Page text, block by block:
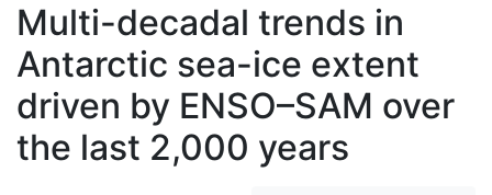
Multi-decadal trends in
Antarctic sea-ice extent
driven by ENSO–SAM over
the last 2,000 years